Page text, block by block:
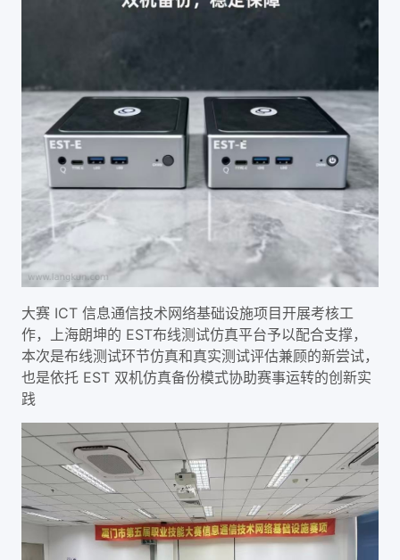
大赛 ICT 信息通信技术网络基础设施项目开展考核工
作，上海朗坤的 EST布线测试仿真平台予以配合支撑，
本次是布线测试环节仿真和真实测试评估兼顾的新尝试，
也是依托 EST 双机仿真备份模式协助赛事运转的创新实
践